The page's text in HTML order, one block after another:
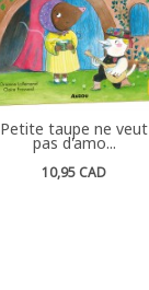
Petite taupe ne veut
pas d'amo...
10,95 CAD